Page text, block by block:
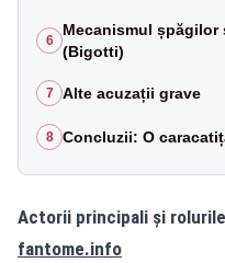
6
Mecanismul
(Bigotti)
7 Alte acuzații grave
8 Concluzii: O
Actorii principali și
fantome.info